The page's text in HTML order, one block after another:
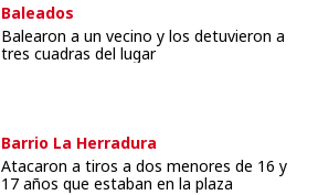
Baleados
Balearon a un vecino y los detuvieron a
tres cuadras del lugar
Barrio La Herradura
Atacaron a tiros a dos menores de 16 y
17 años que estaban en la plaza